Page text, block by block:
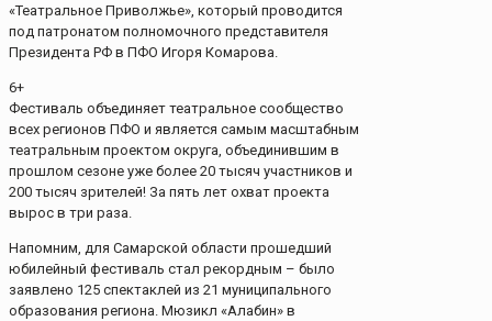
«Театральное Приволжье», который проводится
под патронатом полномочного представителя
Президента РФ в ПФО Игоря Комарова.
6+
Фестиваль объединяет театральное сообщество
всех регионов ПФО и является самым масштабным
театральным проектом округа, объединившим в
прошлом сезоне уже более 20 тысяч участников и
200 тысяч зрителей! За пять лет охват проекта
вырос в три раза.
Напомним, для Самарской области прошедший
юбилейный фестиваль стал рекордным – было
заявлено 125 спектаклей из 21 муниципального
образования региона. Мюзикл «Алабин» в